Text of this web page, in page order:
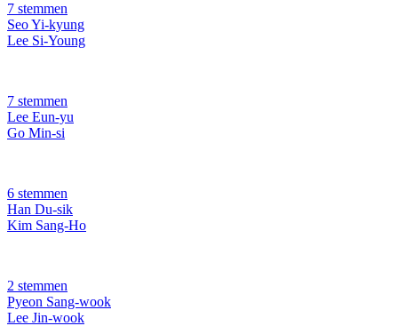
7 stemmen
Seo Yi-kyung
Lee Si-Young
7 stemmen
Lee Eun-yu
Go Min-si
6 stemmen
Han Du-sik
Kim Sang-Ho
2 stemmen
Pyeon Sang-wook
Lee Jin-wook